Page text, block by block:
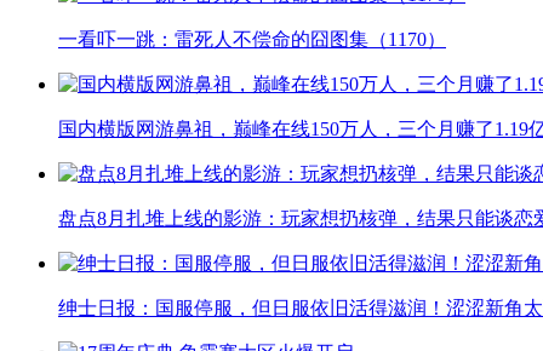
一看吓一跳：雷死人不偿命的囧图集（1170）
国内横版网游鼻祖，巅峰在线150万人，三个月赚了1.19
盘点8月扎堆上线的影游：玩家想扔核弹，结果只能谈恋
绅士日报：国服停服，但日服依旧活得滋润！涩涩新角太